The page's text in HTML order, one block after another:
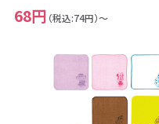
68円 （税込:74円）～